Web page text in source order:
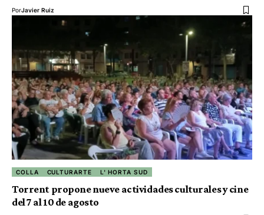
PorJavier Ruiz
COLLA CULTURARTE L' HORTA SUD
Torrent propone nueve actividades culturales y cine
del 7 al 10 de agosto